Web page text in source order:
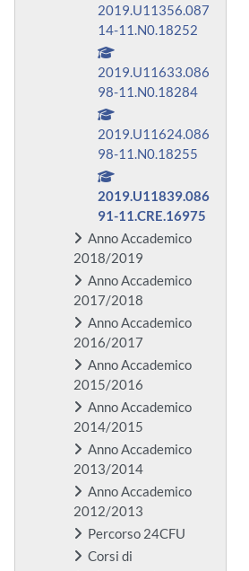
2019.U11356.087
14-11.N0.18252
2019.U11633.086
98-11.N0.18284
2019.U11624.086
98-11.N0.18255
2019.U11839.086
91-11.CRE.16975
Anno Accademico
2018/2019
Anno Accademico
2017/2018
Anno Accademico
2016/2017
Anno Accademico
2015/2016
Anno Accademico
2014/2015
Anno Accademico
2013/2014
Anno Accademico
2012/2013
Percorso 24CFU
Corsi di